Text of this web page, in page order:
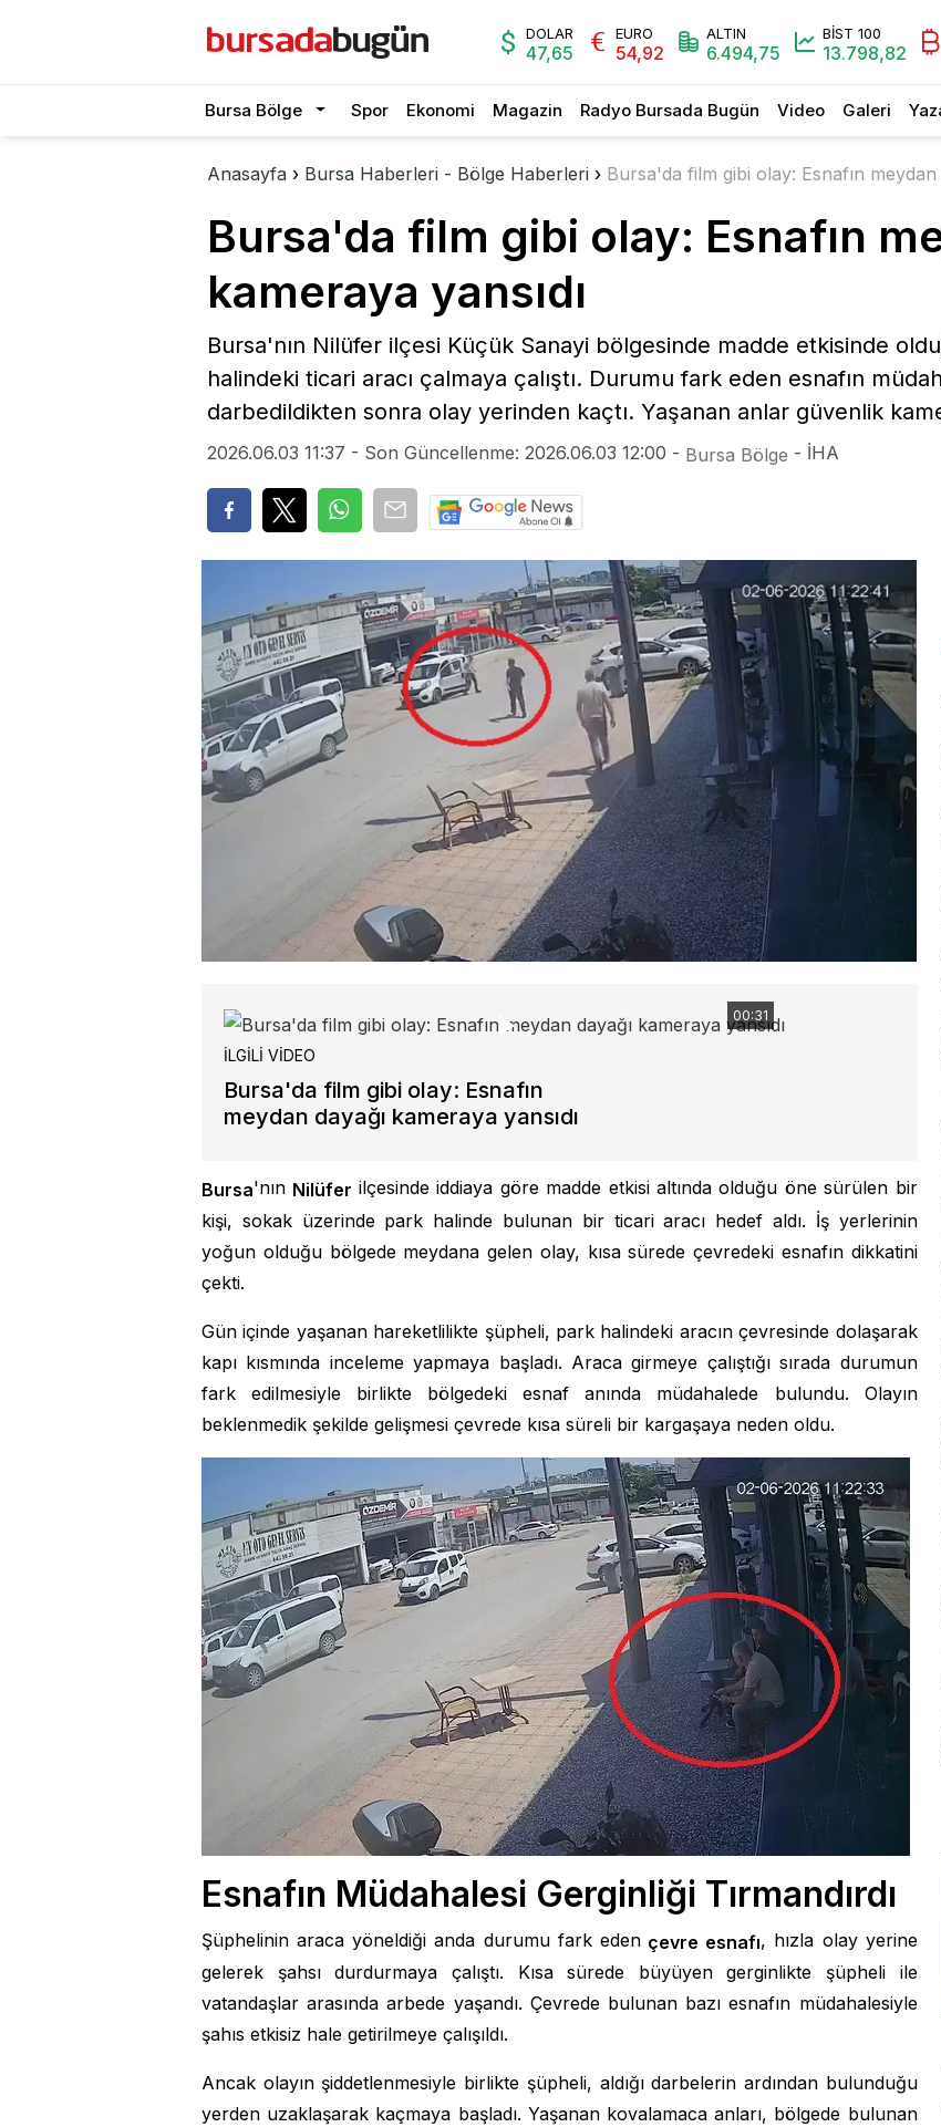
DOLAR
47,65
EURO
54,92
ALTIN
6.494,75
BİST 100
13.798,82
Bursa Bölge Spor Ekonomi Magazin Radyo Bursada Bugün Video Galeri
Anasayfa › Bursa Haberleri - Bölge Haberleri › Bursa'da film gibi olay: Esnafın meydan
Bursa'da film gibi olay: Esnafın
kameraya yansıdı
Bursa'nın Nilüfer ilçesi Küçük Sanayi bölgesinde madde etkisinde
halindeki ticari aracı çalmaya çalıştı. Durumu fark eden esnafın
darbedildikten sonra olay yerinden kaçtı. Yaşanan anlar güvenlik
2026.06.03 11:37 - Son Güncellenme: 2026.06.03 12:00 - Bursa Bölge - İHA
00:31
İLGİLİ VİDEO
Bursa'da film gibi olay: Esnafın
meydan dayağı kameraya yansıdı
Bursa'nın Nilüfer ilçesinde iddiaya göre madde etkisi altında olduğu öne sürülen bir
kişi, sokak üzerinde park halinde bulunan bir ticari aracı hedef aldı. İş yerlerinin
yoğun olduğu bölgede meydana gelen olay, kısa sürede çevredeki esnafın dikkatini
çekti.
Gün içinde yaşanan hareketlilikte şüpheli, park halindeki aracın çevresinde dolaşarak
kapı kısmında inceleme yapmaya başladı. Araca girmeye çalıştığı sırada durumun
fark edilmesiyle birlikte bölgedeki esnaf anında müdahalede bulundu. Olayın
beklenmedik şekilde gelişmesi çevrede kısa süreli bir kargaşaya neden oldu.
Esnafın Müdahalesi Gerginliği Tırmandırdı
Şüphelinin araca yöneldiği anda durumu fark edençevre esnafı, hızla olay yerine
gelerek şahsı durdurmaya çalıştı. Kısa sürede büyüyen gerginlikte şüpheli ile
vatandaşlar arasında arbede yaşandı. Çevrede bulunan bazı esnafın müdahalesiyle
şahıs etkisiz hale getirilmeye çalışıldı.
Ancak olayın şiddetlenmesiyle birlikte şüpheli, aldığı darbelerin ardından bulunduğu
yerden uzaklaşarak kaçmaya başladı. Yaşanan kovalamaca anları, bölgede bulunan